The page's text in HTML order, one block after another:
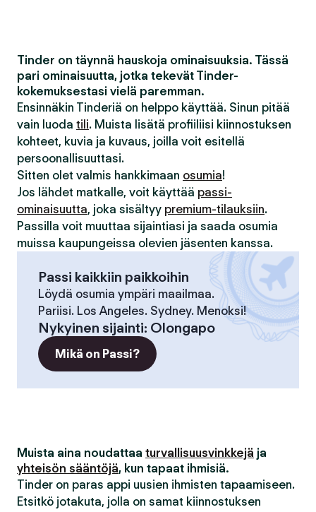
Tinder on täynnä hauskoja ominaisuuksia. Tässä
pari ominaisuutta, jotka tekevät Tinder-
kokemuksestasi vielä paremman.
Ensinnäkin Tinderiä on helppo käyttää. Sinun pitää
vain luoda tili. Muista lisätä profiiliisi kiinnostuksen
kohteet, kuvia ja kuvaus, joilla voit esitellä
persoonallisuuttasi.
Sitten olet valmis hankkimaan osumia!
Jos lähdet matkalle, voit käyttää passi-
ominaisuutta, joka sisältyy premium-tilauksiin.
Passilla voit muuttaa sijaintiasi ja saada osumia
muissa kaupungeissa olevien jäsenten kanssa.
Passi kaikkiin paikkoihin
Löydä osumia ympäri maailmaa.
Pariisi. Los Angeles. Sydney. Menoksi!
Nykyinen sijainti: Olongapo
Mikä on Passi?
Muista aina noudattaa turvallisuusvinkkejä ja
yhteisön sääntöjä, kun tapaat ihmisiä.
Tinder on paras appi uusien ihmisten tapaamiseen.
Etsitkö jotakuta, jolla on samat kiinnostuksen